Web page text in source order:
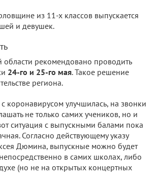
из 11-х классов выпускается
и девушек.
области рекомендовано проводить
24-го и 25-го мая. Такое решение
региона.
с коронавирусом улучшилась, на звонки
не только самих учеников, но и
ситуация с выпускными балами пока
Согласно действующему указу
Дюмина, выпускные можно будет
в самих школах, либо
(но не на открытых концертных